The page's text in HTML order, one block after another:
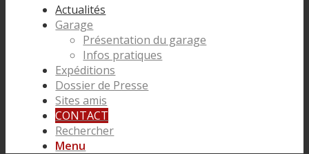
Actualités
Garage
Présentation du garage
Infos pratiques
Expéditions
Dossier de Presse
Sites amis
CONTACT
Rechercher
Menu